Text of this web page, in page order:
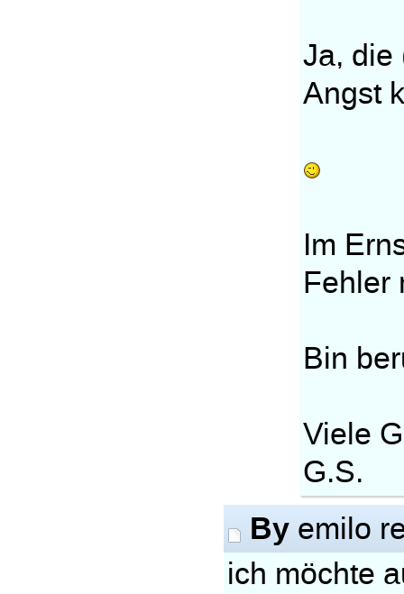
Ja, die
Angst
Im
Fehler
Bin
Viele
G.S.
Byemilo
ich möchte